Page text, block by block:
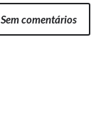
Sem comentários